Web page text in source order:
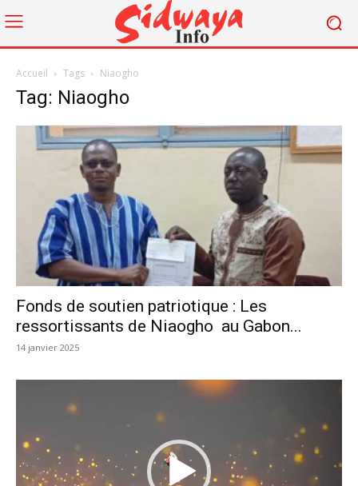
Accueil Tags Niaogho
Tag: Niaogho
Fonds de soutien patriotique : Les
ressortissants de Niaogho au Gabon...
14 janvier 2025